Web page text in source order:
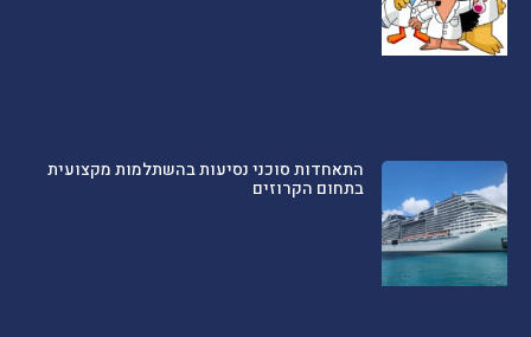
התאחדות סוכני נסיעות בהשתלמות מקצועית
בתחום הקרוזים